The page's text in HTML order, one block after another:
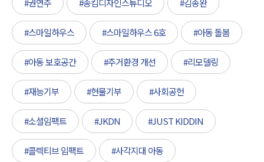
#권연주 #종킴디자인스튜디오 #김종완
#스마일하우스 #스마일하우스 6호 #아동 돌봄
#아동 보호공간 #주거환경 개선 #리모델링
#재능기부 #현물기부 #사회공헌
#소셜임팩트 #JKDN #JUST KIDDIN
#콜렉티브 임팩트 #사각지대 아동